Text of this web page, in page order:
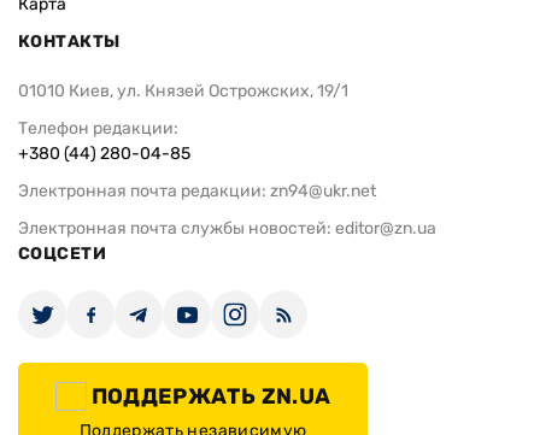
Карта
КОНТАКТЫ
01010 Киев, ул. Князей Острожских, 19/1
Телефон редакции:
+380 (44) 280-04-85
Электронная почта редакции: zn94@ukr.net
Электронная почта службы новостей: editor@zn.ua
СОЦСЕТИ
ПОДДЕРЖАТЬ ZN.UA